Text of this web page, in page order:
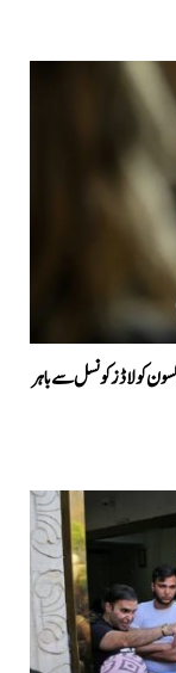
کو لاڈز کونسل سے باہر